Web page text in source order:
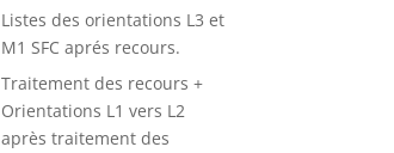
Listes des orientations L3 et
M1 SFC aprés recours.
Traitement des recours +
Orientations L1 vers L2
après traitement des